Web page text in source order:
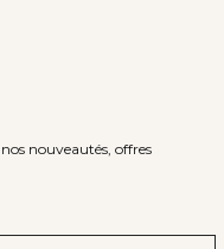
nouveautés, offres